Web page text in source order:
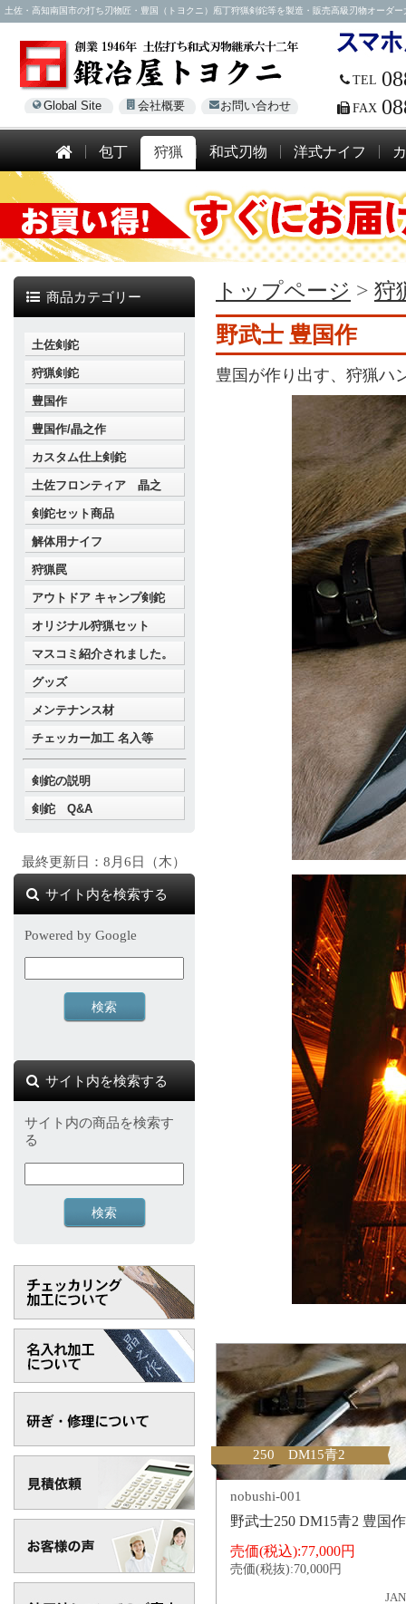
土佐・高知南国市の打ち刃物匠・豊国（トヨクニ）庖丁狩猟剣鉈等を製造・販売高級刃物オーダ
Global Site 会社概要 お問い合わせ
TEL
FAX
包丁 狩猟 和式刃物 洋式ナイフ
トップページ > 狩
野武士 豊国作
豊国が作り出す、狩猟ハ
250 DM15青2
nobushi-001
野武士250 DM15青2 豊国作
売価(税込):77,000円
売価(税抜):70,000円
商品カテゴリー
土佐剣鉈
狩猟剣鉈
豊国作
豊国作/晶之作
カスタム仕上剣鉈
土佐フロンティア 晶之
剣鉈セット商品
解体用ナイフ
狩猟罠
アウトドア キャンプ剣鉈
オリジナル狩猟セット
マスコミ紹介されました。
グッズ
メンテナンス材
チェッカー加工 名入等
剣鉈の説明
剣鉈 Q&A
最終更新日：8月6日（木）
サイト内を検索する
Powered by Google
サイト内を検索する
サイト内の商品を検索す
る